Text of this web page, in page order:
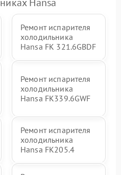
Hansa
Ремонт испарителя
холодильника
Hansa FK 321.6GBDF
Ремонт испарителя
холодильника
Hansa FK339.6GWF
Ремонт испарителя
холодильника
Hansa FK205.4